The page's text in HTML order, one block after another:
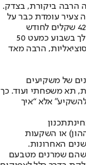
שקלים ויש על זה הרבה ביקורת, בצדק.
צעיר עומדת כבר על
כ-25,000 שקלים לחודש, של רופא בכיר על כ-42,000 שקלים לחודש
ומנהלים חוצים את הרף של 50,000 שקלים. כשיש לך בשבוע כמעט 50
הרבה מאד
של משקיעים
תא משפחתי ועוד. כך
אלא “איך
תכנון
או השקעות
האחרונות.
שהם שמרנים מטבעם